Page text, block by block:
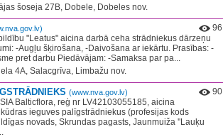
šoseja 27B, Dobele, Dobeles nov.
96
"Leatus" aicina darbā ceha strādniekus dārzeņu
-Augļu šķirošana, -Daivošana ar iekārtu. Prasības: -
pret darbu Piedāvājam: -Samaksa par pa...
4A, Salacgrīva, Limbažu nov.
(www.nva.gov.lv)
90
Balticflora, reģ nr LV42103055185, aicina
ieguves palīgstrādniekus (profesijas kods
novads, Skrundas pagasts, Jaunmuiža ''Lauķu